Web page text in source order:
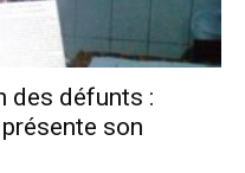
des défunts :
son